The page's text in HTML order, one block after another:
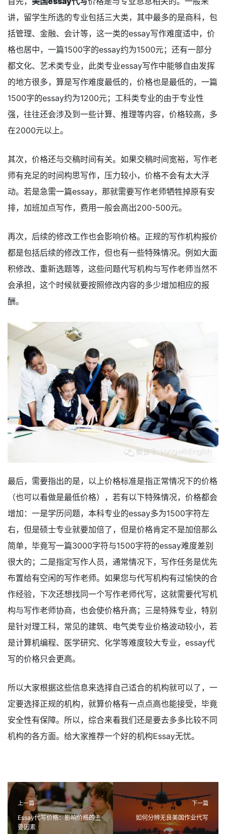
讲，留学生所选的专业包括三大类，其中最多的是商科，包
括管理、金融、会计等，这一类的essay写作难度适中，价
格也居中，一篇1500字的essay约为1500元；还有一部分
都文化、艺术类专业，此类专业essay写作中能够自由发挥
的地方很多，算是写作难度最低的，价格也是最低的，一篇
1500字的essay约为1200元；工科类专业的由于专业性
强，往往还会涉及到一些计算、推理等内容，价格较高，多
在2000元以上。
其次，价格还与交稿时间有关。如果交稿时间宽裕，写作老
师有充足的时间构思写作，压力较小，价格不会有太大浮
动。若是急需一篇essay，那就需要写作老师牺牲掉原有安
排，加班加点写作，费用一般会高出200-500元。
再次，后续的修改工作也会影响价格。正规的写作机构报价
都是包括后续的修改工作，但也有一些特殊情况。例如大面
积修改、重新选题等，这些问题代写机构与写作老师当然不
会承担，这个时候就要按照修改内容的多少增加相应的报
酬。
最后，需要指出的是，以上价格标准是指正常情况下的价格
（也可以看做是最低价格），若有以下特殊情况，价格都会
增加：一是学历问题，本科专业的essay多为1500字符左
右，但是硕士专业就要加倍了，但是价格肯定不是加倍那么
简单，毕竟写一篇3000字符与1500字符的essay难度差别
很大的；二是指定写作人员，通常情况下，写作任务是优先
布置给有空闲的写作老师。如果您与代写机构有过愉快的合
作经验，下次还想找同一个写作老师代写，这就需要代写机
构与写作老师协商，也会使价格升高；三是特殊专业，特别
是针对理工科，常见的建筑、电气类专业价格波动较小，若
是计算机编程、医学研究、化学等难度较大专业，essay代
写的价格只会更高。
所以大家根据这些信息来选择自己适合的机构就可以了，一
定要选择正规的机构，就算价格有一点点高也能接受，毕竟
安全性有保障。所以，综合来看我们还是要去多多比较不同
机构的各方面。给大家推荐一个好的机构Essay无忧。
上一篇
Essay代写价格：影响价格的主
要因素
下一篇
如何分辨无良美国作业代写